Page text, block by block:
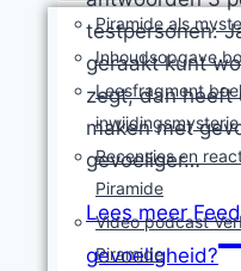
Piramide als
Inhoudsopgave
Leesfragment
inwijdingsmysterie
Recensies en
Piramide
Video podcast
Piramide
testpersonen:
geraakt kunt
zegt, dan heeft
maken met
gevoeliger…
Lees meer
gevoeligheid?